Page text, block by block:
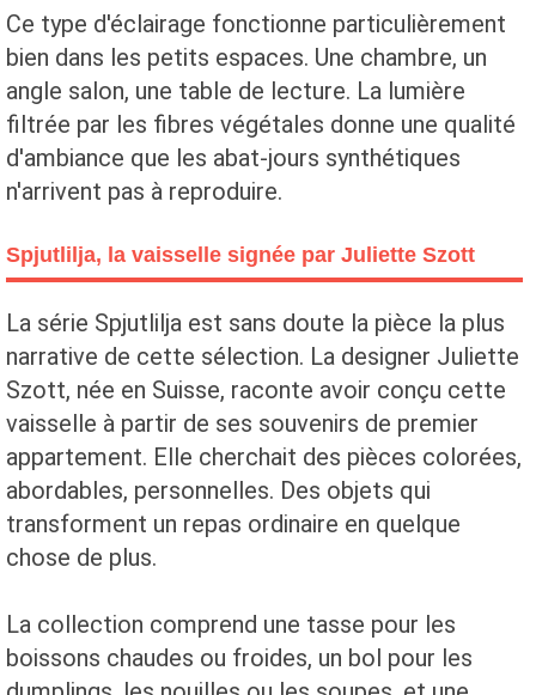
Ce type d'éclairage fonctionne particulièrement
bien dans les petits espaces. Une chambre, un
angle salon, une table de lecture. La lumière
filtrée par les fibres végétales donne une qualité
d'ambiance que les abat-jours synthétiques
n'arrivent pas à reproduire.
Spjutlilja, la vaisselle signée par Juliette Szott
La série Spjutlilja est sans doute la pièce la plus
narrative de cette sélection. La designer Juliette
Szott, née en Suisse, raconte avoir conçu cette
vaisselle à partir de ses souvenirs de premier
appartement. Elle cherchait des pièces colorées,
abordables, personnelles. Des objets qui
transforment un repas ordinaire en quelque
chose de plus.
La collection comprend une tasse pour les
boissons chaudes ou froides, un bol pour les